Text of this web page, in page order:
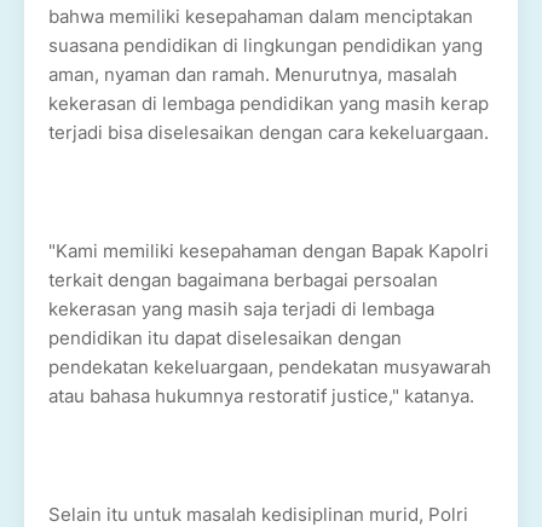
bahwa memiliki kesepahaman dalam menciptakan
suasana pendidikan di lingkungan pendidikan yang
aman, nyaman dan ramah. Menurutnya, masalah
kekerasan di lembaga pendidikan yang masih kerap
terjadi bisa diselesaikan dengan cara kekeluargaan.
"Kami memiliki kesepahaman dengan Bapak Kapolri
terkait dengan bagaimana berbagai persoalan
kekerasan yang masih saja terjadi di lembaga
pendidikan itu dapat diselesaikan dengan
pendekatan kekeluargaan, pendekatan musyawarah
atau bahasa hukumnya restoratif justice," katanya.
Selain itu untuk masalah kedisiplinan murid, Polri